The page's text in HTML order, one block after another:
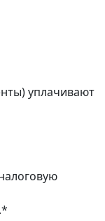
уплачивают